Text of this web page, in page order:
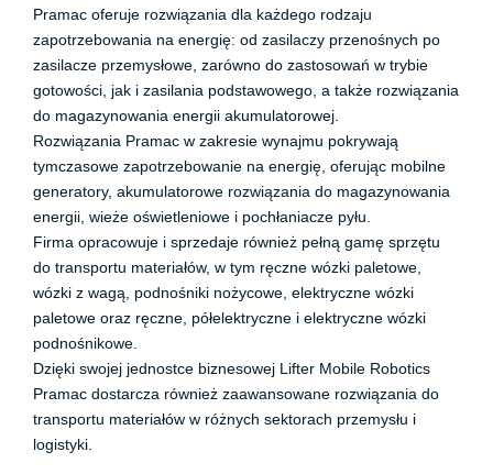
Pramac oferuje rozwiązania dla każdego rodzaju
zapotrzebowania na energię: od zasilaczy przenośnych po
zasilacze przemysłowe, zarówno do zastosowań w trybie
gotowości, jak i zasilania podstawowego, a także rozwiązania
do magazynowania energii akumulatorowej.
Rozwiązania Pramac w zakresie wynajmu pokrywają
tymczasowe zapotrzebowanie na energię, oferując mobilne
generatory, akumulatorowe rozwiązania do magazynowania
energii, wieże oświetleniowe i pochłaniacze pyłu.
Firma opracowuje i sprzedaje również pełną gamę sprzętu
do transportu materiałów, w tym ręczne wózki paletowe,
wózki z wagą, podnośniki nożycowe, elektryczne wózki
paletowe oraz ręczne, półelektryczne i elektryczne wózki
podnośnikowe.
Dzięki swojej jednostce biznesowej Lifter Mobile Robotics
Pramac dostarcza również zaawansowane rozwiązania do
transportu materiałów w różnych sektorach przemysłu i
logistyki.